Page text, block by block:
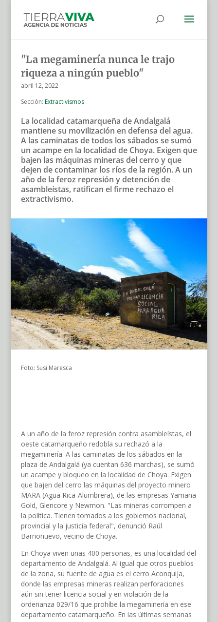
"La megaminería nunca le trajo
riqueza a ningún pueblo"
abril 12, 2022
Sección: Extractivismos
La localidad catamarqueña de Andalgalá
mantiene su movilización en defensa del agua.
A las caminatas de todos los sábados se sumó
un acampe en la localidad de Choya. Exigen que
bajen las máquinas mineras del cerro y que
dejen de contaminar los ríos de la región. A un
año de la feroz represión y detención de
asambleístas, ratifican el firme rechazo el
extractivismo.
Foto: Susi Maresca
A un año de la feroz represión contra asambleístas, el
oeste catamarqueño redobla su rechazó a la
megaminería. A las caminatas de los sábados en la
plaza de Andalgalá (ya cuentan 636 marchas), se sumó
un acampe y bloqueo en la localidad de Choya. Exigen
que bajen del cerro las máquinas del proyecto minero
MARA (Agua Rica-Alumbrera), de las empresas Yamana
Gold, Glencore y Newmon. "Las mineras corrompen a
la política. Tienen tomados a los gobiernos nacional,
provincial y la justicia federal", denunció Raúl
Barrionuevo, vecino de Choya.
En Choya viven unas 400 personas, es una localidad del
departamento de Andalgalá. Al igual que otros pueblos
de la zona, su fuente de agua es el cerro Aconquija,
donde las empresas mineras realizan perforaciones
aún sin tener licencia social y en violación de la
ordenanza 029/16 que prohíbe la megaminería en ese
departamento catamarqueño. En las últimas semanas